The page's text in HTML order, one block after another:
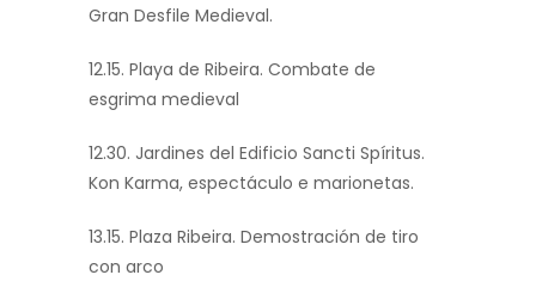
Gran Desfile Medieval.
12.15. Playa de Ribeira. Combate de
esgrima medieval
12.30. Jardines del Edificio Sancti Spíritus.
Kon Karma, espectáculo e marionetas.
13.15. Plaza Ribeira. Demostración de tiro
con arco